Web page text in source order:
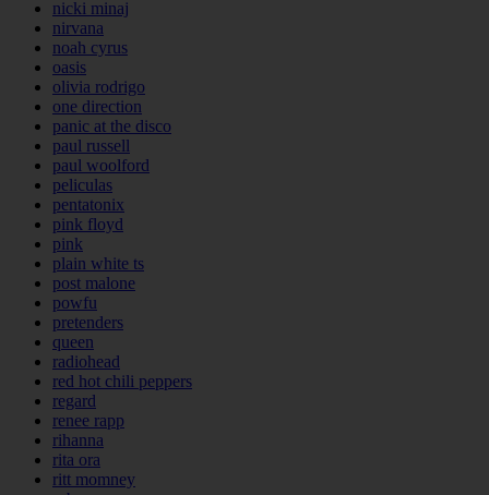
nicki minaj
nirvana
noah cyrus
oasis
olivia rodrigo
one direction
panic at the disco
paul russell
paul woolford
peliculas
pentatonix
pink floyd
pink
plain white ts
post malone
powfu
pretenders
queen
radiohead
red hot chili peppers
regard
renee rapp
rihanna
rita ora
ritt momney